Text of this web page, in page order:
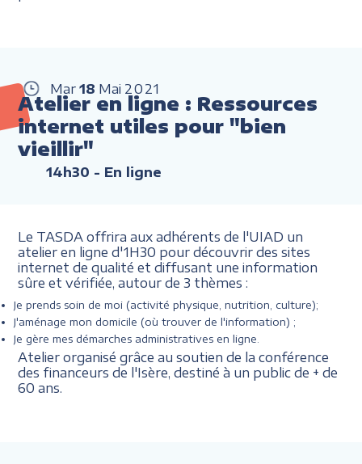
Mar 18 Mai 2021
Atelier en ligne : Ressources
internet utiles pour "bien
vieillir"
14h30 - En ligne
Le TASDA offrira aux adhérents de l'UIAD un
atelier en ligne d'1H30 pour découvrir des sites
internet de qualité et diffusant une information
sûre et vérifiée, autour de 3 thèmes :
Je prends soin de moi (activité physique, nutrition, culture);
J'aménage mon domicile (où trouver de l'information) ;
Je gère mes démarches administratives en ligne.
Atelier organisé grâce au soutien de la conférence
des financeurs de l'Isère, destiné à un public de + de
60 ans.